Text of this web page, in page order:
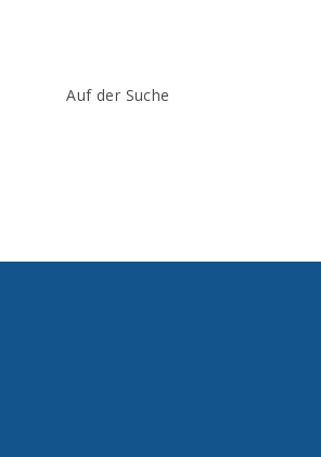
Beitrags-
Auf der Suche